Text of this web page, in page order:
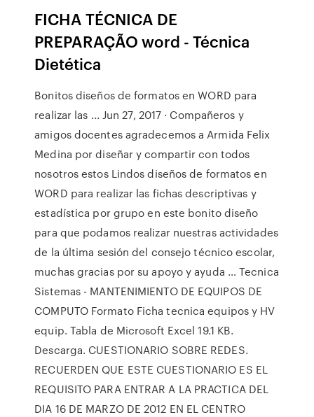
FICHA TÉCNICA DE
PREPARAÇÃO word - Técnica
Dietética
Bonitos diseños de formatos en WORD para
realizar las ... Jun 27, 2017 · Compañeros y
amigos docentes agradecemos a Armida Felix
Medina por diseñar y compartir con todos
nosotros estos Lindos diseños de formatos en
WORD para realizar las fichas descriptivas y
estadística por grupo en este bonito diseño
para que podamos realizar nuestras actividades
de la última sesión del consejo técnico escolar,
muchas gracias por su apoyo y ayuda … Tecnica
Sistemas - MANTENIMIENTO DE EQUIPOS DE
COMPUTO Formato Ficha tecnica equipos y HV
equip. Tabla de Microsoft Excel 19.1 KB.
Descarga. CUESTIONARIO SOBRE REDES.
RECUERDEN QUE ESTE CUESTIONARIO ES EL
REQUISITO PARA ENTRAR A LA PRACTICA DEL
DIA 16 DE MARZO DE 2012 EN EL CENTRO